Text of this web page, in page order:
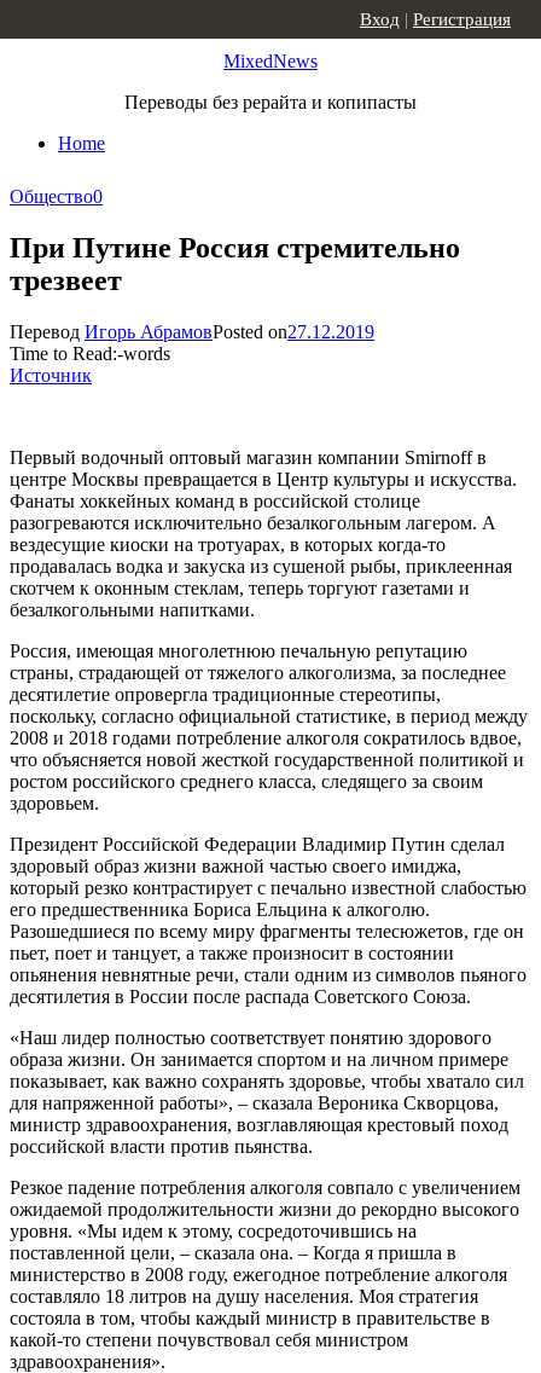
MixedNews
Переводы без рерайта и копипасты
Home
Вход | Регистрация
Общество0
При Путине Россия стремительно
трезвеет
Перевод Игорь АбрамовPosted on27.12.2019
Time to Read:-words
Источник
Первый водочный оптовый магазин компании Smirnoff в
центре Москвы превращается в Центр культуры и искусства.
Фанаты хоккейных команд в российской столице
разогреваются исключительно безалкогольным лагером. А
вездесущие киоски на тротуарах, в которых когда-то
продавалась водка и закуска из сушеной рыбы, приклеенная
скотчем к оконным стеклам, теперь торгуют газетами и
безалкогольными напитками.
Россия, имеющая многолетнюю печальную репутацию
страны, страдающей от тяжелого алкоголизма, за последнее
десятилетие опровергла традиционные стереотипы,
поскольку, согласно официальной статистике, в период между
2008 и 2018 годами потребление алкоголя сократилось вдвое,
что объясняется новой жесткой государственной политикой и
ростом российского среднего класса, следящего за своим
здоровьем.
Президент Российской Федерации Владимир Путин сделал
здоровый образ жизни важной частью своего имиджа,
который резко контрастирует с печально известной слабостью
его предшественника Бориса Ельцина к алкоголю.
Разошедшиеся по всему миру фрагменты телесюжетов, где он
пьет, поет и танцует, а также произносит в состоянии
опьянения невнятные речи, стали одним из символов пьяного
десятилетия в России после распада Советского Союза.
«Наш лидер полностью соответствует понятию здорового
образа жизни. Он занимается спортом и на личном примере
показывает, как важно сохранять здоровье, чтобы хватало сил
для напряженной работы», – сказала Вероника Скворцова,
министр здравоохранения, возглавляющая крестовый поход
российской власти против пьянства.
Резкое падение потребления алкоголя совпало с увеличением
ожидаемой продолжительности жизни до рекордно высокого
уровня. «Мы идем к этому, сосредоточившись на
поставленной цели, – сказала она. – Когда я пришла в
министерство в 2008 году, ежегодное потребление алкоголя
составляло 18 литров на душу населения. Моя стратегия
состояла в том, чтобы каждый министр в правительстве в
какой-то степени почувствовал себя министром
здравоохранения».